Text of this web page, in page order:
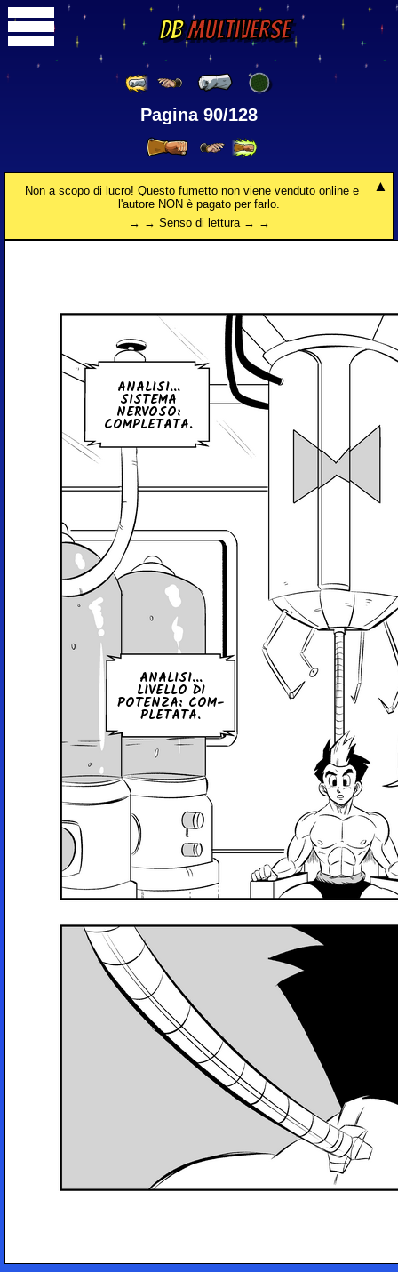
DBMultiverse
Pagina 90/128
Non a scopo di lucro! Questo fumetto non viene venduto online e
l'autore NON è pagato per farlo.
→ → Senso di lettura → →
ANALISI...
SISTEMA
NERVOSO:
COM­PLE­TA­TA.
ANALISI...
LIVELLO DI
POTENZA: COM­
PLE­TA­TA.